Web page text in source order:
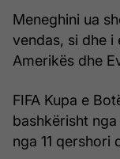
Meneghini ua
vendas, si dhe i
Amerikës dhe
FIFA Kupa e
bashkërisht
nga 11 qershori